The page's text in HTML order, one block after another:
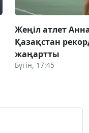
Жеңіл атлет
Қазақстан
жаңартты
Бүгін, 17:45